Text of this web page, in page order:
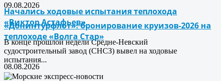
Начались ходовые испытания теплохода
«Виктор Астафьев»
В конце прошлой недели Средне-Невский
судостроительный завод (СНСЗ) вывел на ходовые
испытания...
09.08.2026
«Донинтурфлот»: бронирование круизов-2026 на
теплоходе «Волга Стар»
08.08.2026